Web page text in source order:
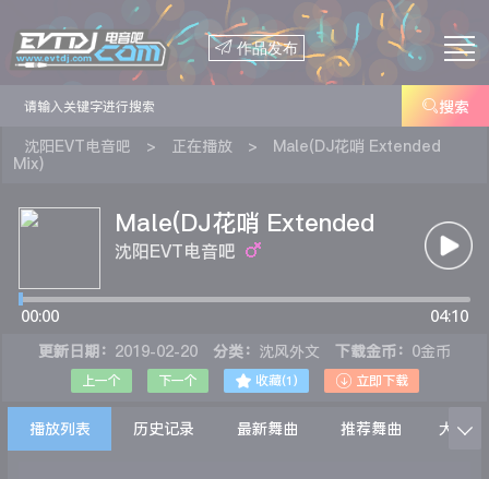
 作品发布
搜索
沈阳EVT电音吧 > 正在播放 >
Male(DJ花哨 Extended
Mix)
Male(DJ花哨 Extended
Mix)
沈阳EVT电音吧
00:00
04:10
更新日期： 2019-02-20 分类： 沈风外文 下载金币： 0金币
上一个 下一个  收藏(1 )  立即下载
播放列表 历史记录 最新舞曲 推荐舞曲 大家在
